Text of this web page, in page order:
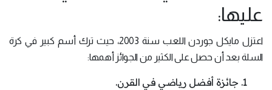
عليها:
اعتزل مايكل جوردن اللعب سنة 2003، حيث ترك أسم كبير في كرة
السلة بعد أن حصل على الكثير من الجوائز أهمها:
جائزة أفضل رياضي في القرن.